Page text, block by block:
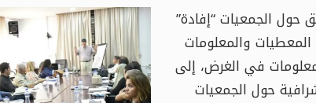
حول الجمعيات “إفادة”
والمعلومات
في الغرض، إلى
حول الجمعيات